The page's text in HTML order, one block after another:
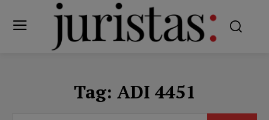
Tag: ADI 4451